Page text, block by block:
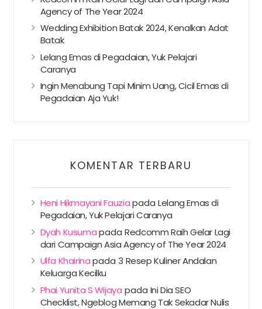
Agency of The Year 2024
Wedding Exhibition Batak 2024, Kenalkan Adat
Batak
Lelang Emas di Pegadaian, Yuk Pelajari
Caranya
Ingin Menabung Tapi Minim Uang, Cicil Emas di
Pegadaian Aja Yuk!
KOMENTAR TERBARU
Heni Hikmayani FauziapadaLelang Emas di
Pegadaian, Yuk Pelajari Caranya
Dyah KusumapadaRedcomm Raih Gelar Lagi
dari Campaign Asia Agency of The Year 2024
Ulfa Khairinapada3 Resep Kuliner Andalan
Keluarga Kecilku
Phai Yunita S Wijaya pada Ini Dia SEO
Checklist, Ngeblog Memang Tak Sekadar Nulis